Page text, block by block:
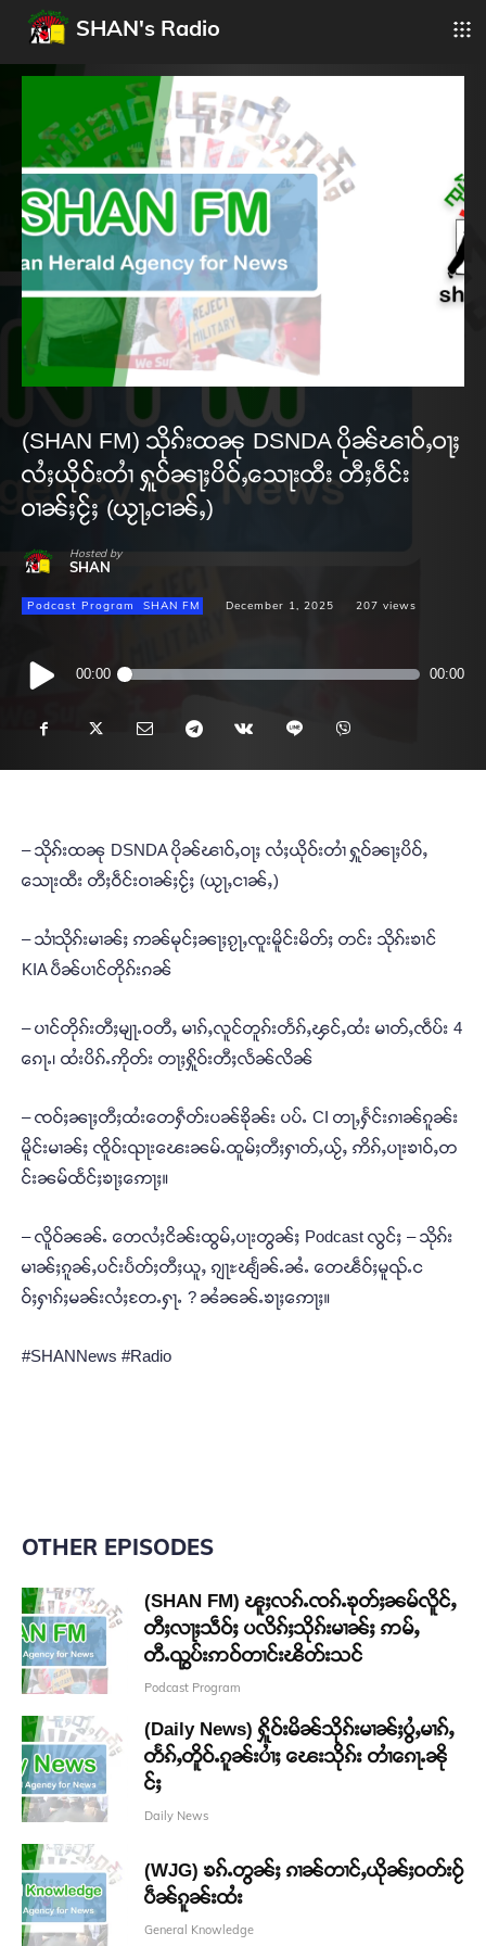
SHAN's Radio
(SHAN FM) သိုၵ်းထၼု DSNDA ပိုၼ်ၽၢဝ်ႇဝႃႈ
လႆႈယိုဝ်းတၢႆ ႁူဝ်ၼႃႈပိဝ်ႇသေႃးထီး တီႈဝဵင်း
ဝၢၼ်ႈငႂ်ႈ (ယႂႃႇငၢၼ်ႇ)
Hosted by
SHAN
Podcast Program SHAN FM December 1, 2025 207 views
Audio
Player
00:00 00:00
– သိုၵ်းထၼု DSNDA ပိုၼ်ၽၢဝ်ႇဝႃႈ လႆႈယိုဝ်းတၢႆ ႁူဝ်ၼႃႈပိဝ်ႇ
သေႃးထီး တီႈဝဵင်းဝၢၼ်ႈငႂ်ႈ (ယႂႃႇငၢၼ်ႇ)
– သၢႆသိုၵ်းမၢၼ်ႈ ဢၼ်မုင်ႈၼႃႈၵႂႃႇၸူးမိူင်းမိတ်ႈ တင်း သိုၵ်းၶၢင်
KIA ပဵၼ်ပၢင်တိုၵ်းၵၼ်
– ပၢင်တိုၵ်းတီႈမျႃႉဝတီႇ မၢၵ်ႇလူင်တူၵ်းတႅၵ်ႇၾင်ႇထႆး မၢတ်ႇၸဵပ်း 4
ၵေႃႉ၊ ထႆးပိၵ်ႉဢိုတ်း တႃႈႁိူဝ်းတီႈလႅၼ်လိၼ်
– ၸဝ်ႈၼႃႈတီႈထႆးတေႁဵတ်းပၼ်ၶိုၼ်း ပပ်ႉ CI တႃႇႁႅင်းၵၢၼ်ၵူၼ်း
မိူင်းမၢၼ်ႈ ၸိူဝ်းၺႃးၽေးၼမ်ႉထူမ်ႈတီႈႁၢတ်ႇယႂ်ႇ ဢိၵ်ႇပႃးၶၢဝ်ႇတ
င်းၼမ်ထႅင်ႈၶႃႈဢေႃႈ။
– လိူဝ်ၼၼ်ႉ တေလႆႈငိၼ်းထွမ်ႇပႃးတွၼ်ႈ Podcast လွင်ႈ – သိုၵ်း
မၢၼ်ႈၵူၼ်ႇပင်းပႅတ်ႈတီႈယူႇ ၵျႃႊၽျႅၼ်ႉၼႆႉ တေၽဵဝ်ႈမူၺ်ႉင
ဝ်ႈႁၢၵ်ႈမၼ်းလႆႈတႄႉႁႃႉ ? ၼႆၼၼ်ႉၶႃႈဢေႃႈ။
#SHANNews #Radio
OTHER EPISODES
(SHAN FM) ၽူႈလၵ်ႉၸၵ်ႉၶုတ်ႈၼမ်လိူင်ႇ
တီႈလႃႈသဵဝ်ႈ ပလိၵ်ႈသိုၵ်းမၢၼ်ႈ ဢမ်ႇ
တီႉၺွပ်းဢဝ်တၢင်းၽိတ်းသင်
Podcast Program
(Daily News) ႁိူဝ်းမိၼ်သိုၵ်းမၢၼ်ႈပွႆႇမၢၵ်ႇ
တႅၵ်ႇတိူဝ်ႉၵူၼ်းပၢႆႈ ၽေးသိုၵ်း တၢႆၵေႃႉၼို
င်ႈ
Daily News
(WJG) ၶၵ်ႉတွၼ်ႈ ၵၢၼ်တၢင်ႇယိုၼ်ႈဝတ်းဝႂ်
ပဵၼ်ၵူၼ်းထႆး
General Knowledge